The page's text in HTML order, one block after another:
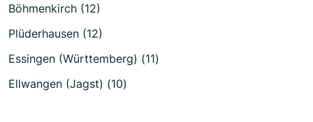
Böhmenkirch (12)
Plüderhausen (12)
Essingen (Württemberg) (11)
Ellwangen (Jagst) (10)